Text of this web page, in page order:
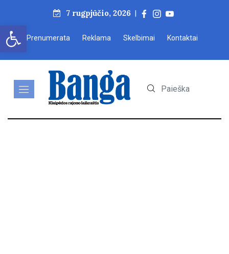
Open toolbar
7 rugpjūčio, 2026 |
Prenumerata Reklama Skelbimai Kontaktai